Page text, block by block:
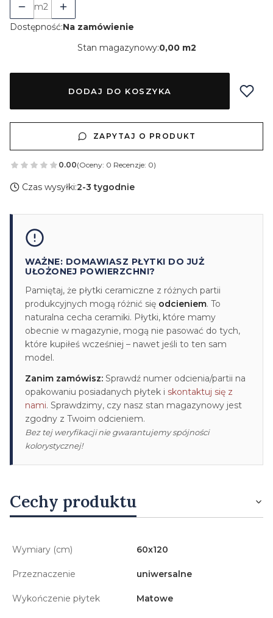
m2
Dostępność:Na zamówienie
Stan magazynowy:0,00 m2
DODAJ DO KOSZYKA
ZAPYTAJ O PRODUKT
0.00(Oceny: 0 Recenzje: 0)
Czas wysyłki:2-3 tygodnie
WAŻNE: DOMAWIASZ PŁYTKI DO JUŻ
UŁOŻONEJ POWIERZCHNI?
Pamiętaj, że płytki ceramiczne z różnych partii
produkcyjnych mogą różnić się odcieniem. To
naturalna cecha ceramiki. Płytki, które mamy
obecnie w magazynie, mogą nie pasować do tych,
które kupiłeś wcześniej – nawet jeśli to ten sam
model.
Zanim zamówisz: Sprawdź numer odcienia/partii na
opakowaniu posiadanych płytek i skontaktuj się z
nami. Sprawdzimy, czy nasz stan magazynowy jest
zgodny z Twoim odcieniem.
Bez tej weryfikacji nie gwarantujemy spójności
kolorystycznej!
Cechy produktu
Wymiary (cm) 60x120
Przeznaczenie uniwersalne
Wykończenie płytek Matowe